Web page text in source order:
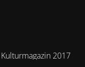
2017